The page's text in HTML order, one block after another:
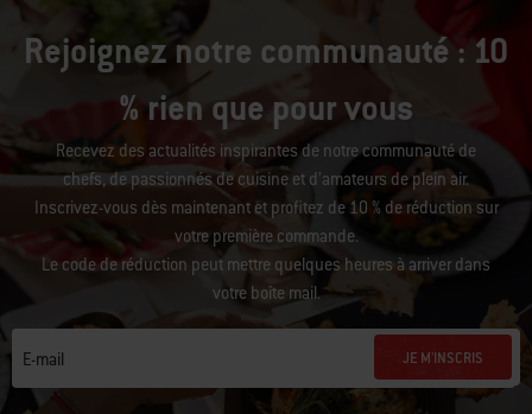
Rejoignez notre communauté : 10
% rien que pour vous
Recevez des actualités inspirantes de notre communauté de
chefs, de passionnés de cuisine et d’amateurs de plein air.
Inscrivez-vous dès maintenant et profitez de 10 % de réduction sur
votre première commande.
Le code de réduction peut mettre quelques heures à arriver dans
votre boîte mail.
E-mail JE M'INSCRIS